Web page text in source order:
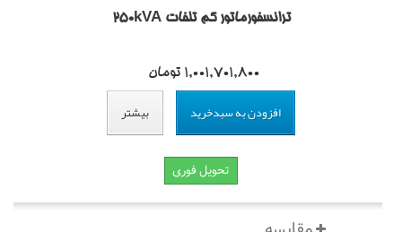
ترانسفورماتور کم تلفات 250kVA
1,001,701,800 تومان
افزودن به سبدخرید بیشتر
تحویل فوری